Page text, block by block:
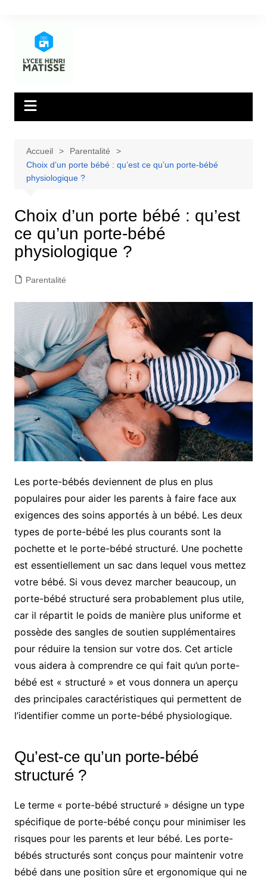
Accueil
Parentalité
Choix d’un porte bébé : qu’est ce qu’un porte-bébé
physiologique ?
Choix d’un porte bébé : qu’est
ce qu’un porte-bébé
physiologique ?
Parentalité
Les porte-bébés deviennent de plus en plus
populaires pour aider les parents à faire face aux
exigences des soins apportés à un bébé. Les deux
types de porte-bébé les plus courants sont la
pochette et le porte-bébé structuré. Une pochette
est essentiellement un sac dans lequel vous mettez
votre bébé. Si vous devez marcher beaucoup, un
porte-bébé structuré sera probablement plus utile,
car il répartit le poids de manière plus uniforme et
possède des sangles de soutien supplémentaires
pour réduire la tension sur votre dos. Cet article
vous aidera à comprendre ce qui fait qu’un porte-
bébé est « structuré » et vous donnera un aperçu
des principales caractéristiques qui permettent de
l’identifier comme un porte-bébé physiologique.
Qu’est-ce qu’un porte-bébé
structuré ?
Le terme « porte-bébé structuré » désigne un type
spécifique de porte-bébé conçu pour minimiser les
risques pour les parents et leur bébé. Les porte-
bébés structurés sont conçus pour maintenir votre
bébé dans une position sûre et ergonomique qui ne